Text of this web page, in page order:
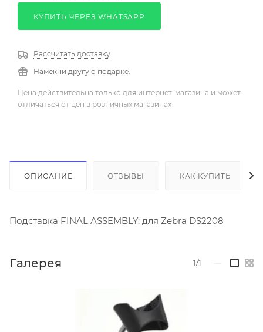
КУПИТЬ ЧЕРЕЗ WHATSAPP
Рассчитать доставку
Намекни другу о подарке.
Цена действительна только для интернет-магазина и может
отличаться от цен в розничных магазинах
ОПИСАНИЕ ОТЗЫВЫ КАК КУПИТЬ
Подставка FINAL ASSEMBLY: для Zebra DS2208
Галерея 1/1